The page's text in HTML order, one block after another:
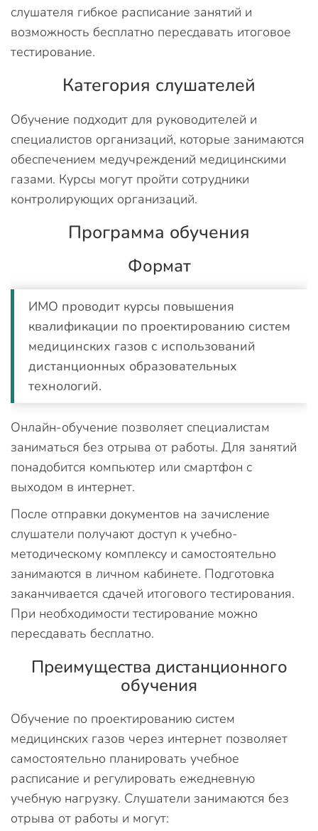
слушателя гибкое расписание занятий и
возможность бесплатно пересдавать итоговое
тестирование.
Категория слушателей
Обучение подходит для руководителей и
специалистов организаций, которые занимаются
обеспечением медучреждений медицинскими
газами. Курсы могут пройти сотрудники
контролирующих организаций.
Программа обучения
Формат
ИМО проводит курсы повышения
квалификации по проектированию систем
медицинских газов с использований
дистанционных образовательных
технологий.
Онлайн-обучение позволяет специалистам
заниматься без отрыва от работы. Для занятий
понадобится компьютер или смартфон с
выходом в интернет.
После отправки документов на зачисление
слушатели получают доступ к учебно-
методическому комплексу и самостоятельно
занимаются в личном кабинете. Подготовка
заканчивается сдачей итогового тестирования.
При необходимости тестирование можно
пересдавать бесплатно.
Преимущества дистанционного
обучения
Обучение по проектированию систем
медицинских газов через интернет позволяет
самостоятельно планировать учебное
расписание и регулировать ежедневную
учебную нагрузку. Слушатели занимаются без
отрыва от работы и могут: